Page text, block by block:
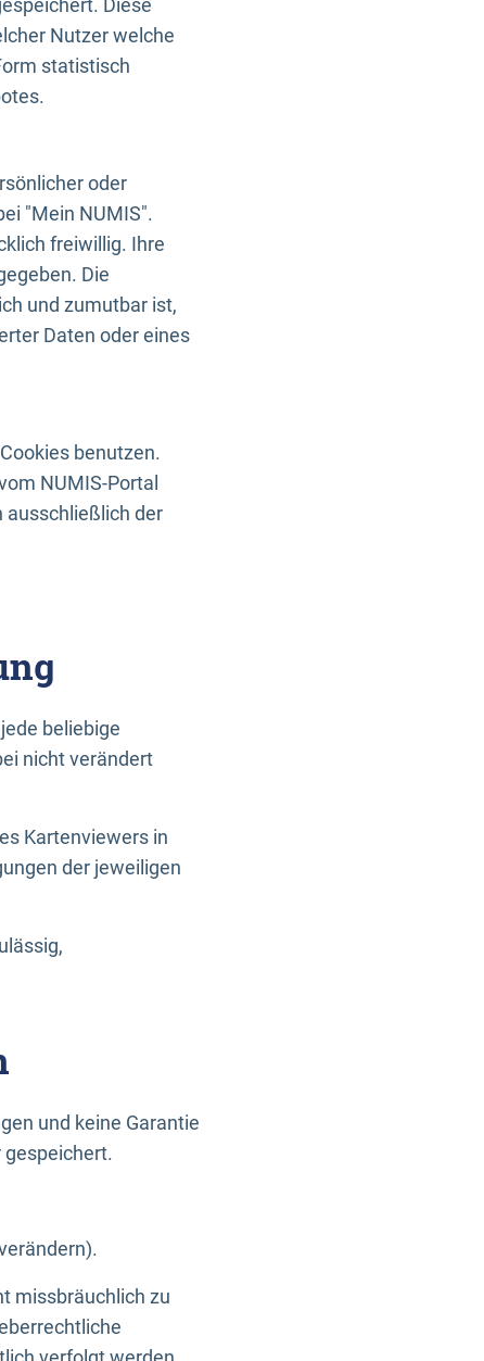
Diese
Nutzer welche
statistisch
oder
"Mein NUMIS".
freiwillig. Ihre
Die
und zumutbar ist,
Daten oder eines
benutzen.
NUMIS-Portal
ausschließlich der
beliebige
nicht verändert
Kartenviewers in
der jeweiligen
und keine Garantie
missbräuchlich zu